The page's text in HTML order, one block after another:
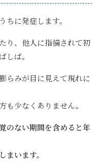
ちに発症します。
り、他人に指摘されて初
しば。
らみが目に見えて現れに
も少なくありません。
のない期間を含めると年
います。